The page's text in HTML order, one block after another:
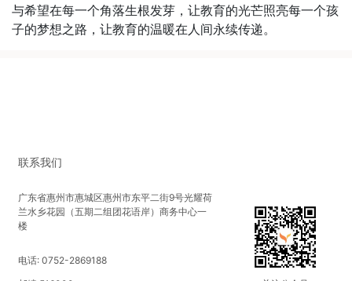
与希望在每一个角落生根发芽，让教育的光芒照亮每一个孩
子的梦想之路，让教育的温暖在人间永续传递。
联系我们
广东省惠州市惠城区惠州市东平二街9号光耀荷
兰水乡花园（五期二组团花语岸）商务中心一
楼
电话: 0752-2869188